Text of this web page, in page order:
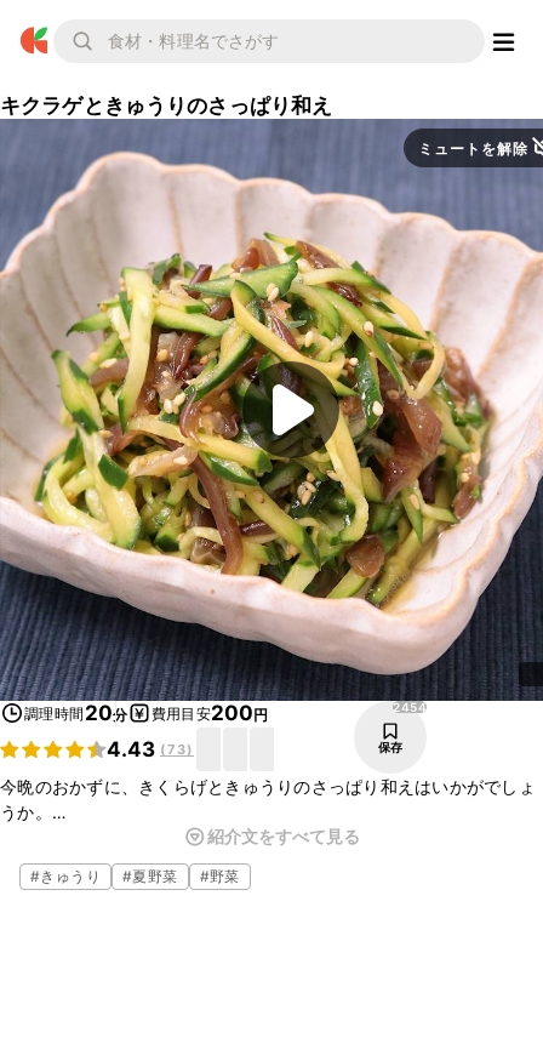
キクラゲときゅうりのさっぱり和え
ミュートを解除
調理時間 20分 費用目安200円
4.43 (73)
2454
保存
今晩のおかずに、きくらげときゅうりのさっぱり和えはいかがでしょ
うか。
コリコリとした食感のきくらげと、シャキシャキした食感のきゅうり
を、さっぱりとしたタレで和えるととても美味しいですよ。
是非作ってみてくださいね。
紹介文をすべて見る
#きゅうり #夏野菜 #野菜